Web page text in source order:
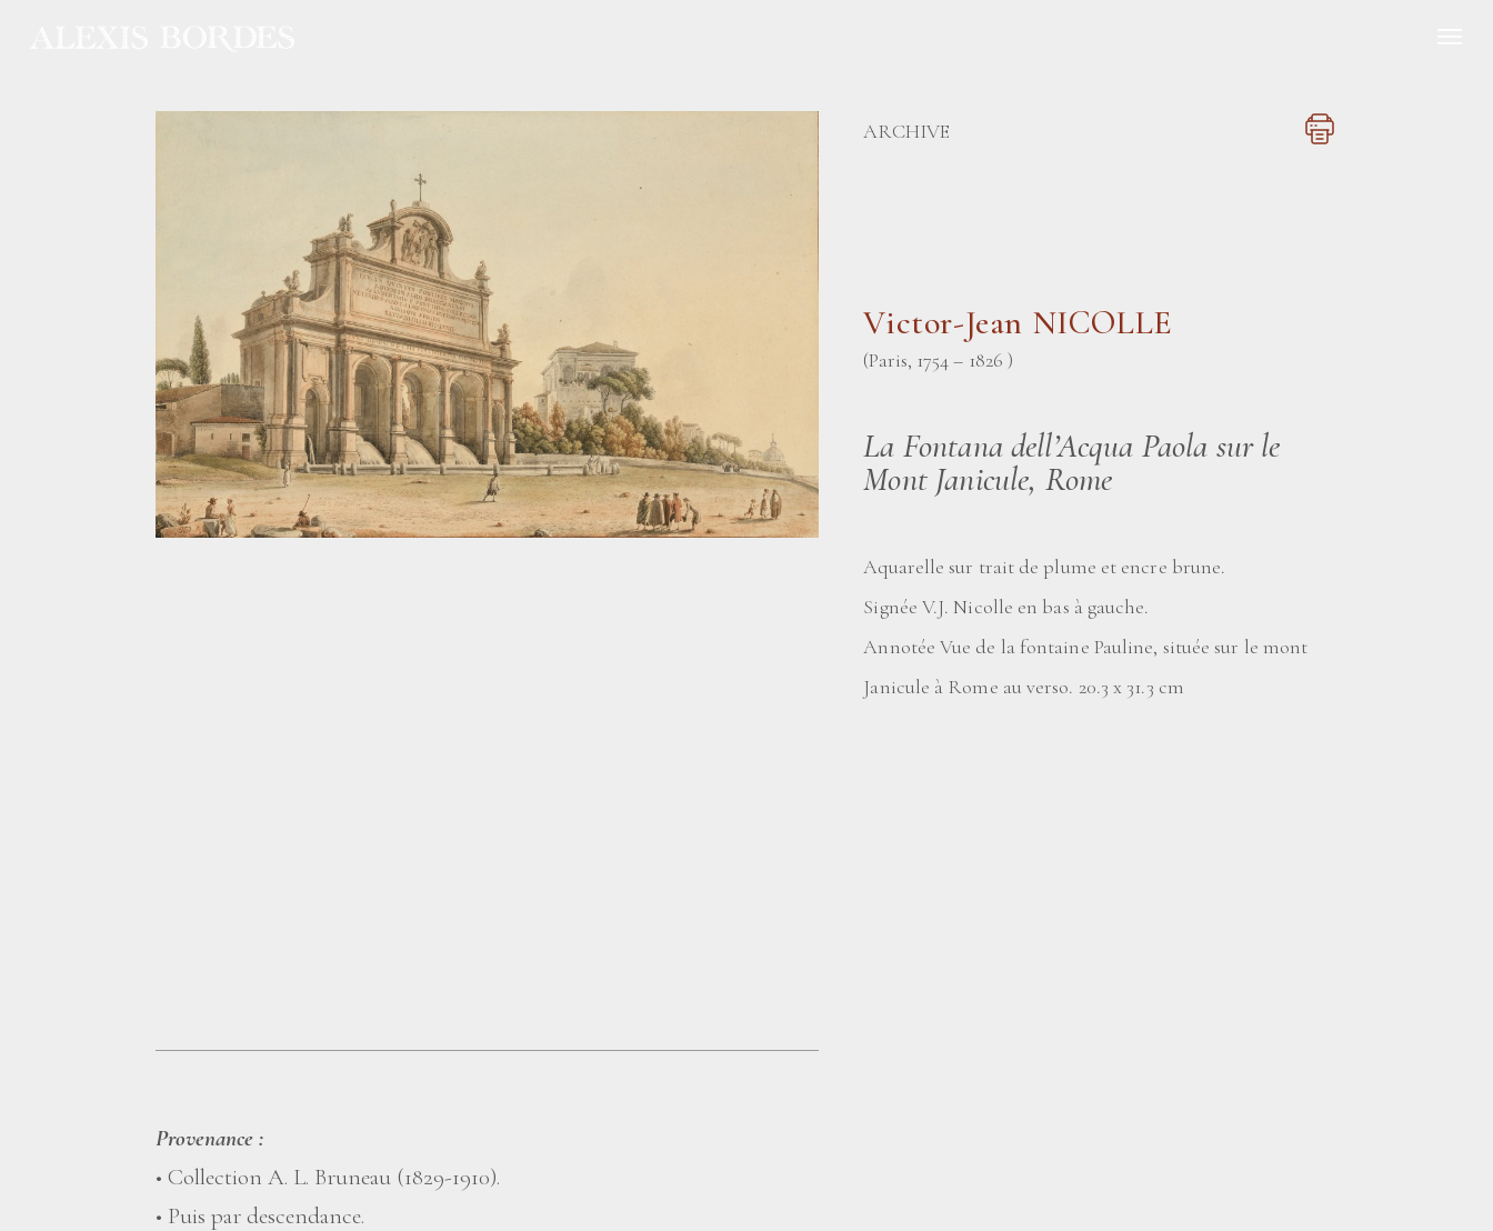
ARCHIVE
Victor-Jean NICOLLE
(Paris, 1754 – 1826 )
La Fontana dell’Acqua Paola sur le
Mont Janicule, Rome
Aquarelle sur trait de plume et encre brune.
Signée V.J. Nicolle en bas à gauche.
Annotée Vue de la fontaine Pauline, située sur le mont
Janicule à Rome au verso. 20.3 x 31.3 cm
Provenance :
• Collection A. L. Bruneau (1829-1910).
• Puis par descendance.